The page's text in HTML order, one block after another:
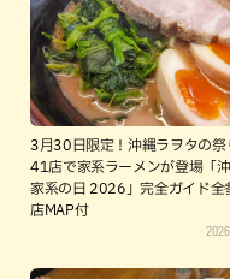
3月30日限定！沖縄ラヲタの祭
41店で家系ラーメンが登場「
家系の日 2026」完全ガイド全
店MAP付